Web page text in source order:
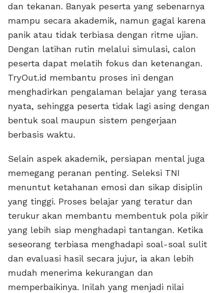
dan tekanan. Banyak peserta yang sebenarnya
mampu secara akademik, namun gagal karena
panik atau tidak terbiasa dengan ritme ujian.
Dengan latihan rutin melalui simulasi, calon
peserta dapat melatih fokus dan ketenangan.
TryOut.id membantu proses ini dengan
menghadirkan pengalaman belajar yang terasa
nyata, sehingga peserta tidak lagi asing dengan
bentuk soal maupun sistem pengerjaan
berbasis waktu.
Selain aspek akademik, persiapan mental juga
memegang peranan penting. Seleksi TNI
menuntut ketahanan emosi dan sikap disiplin
yang tinggi. Proses belajar yang teratur dan
terukur akan membantu membentuk pola pikir
yang lebih siap menghadapi tantangan. Ketika
seseorang terbiasa menghadapi soal-soal sulit
dan evaluasi hasil secara jujur, ia akan lebih
mudah menerima kekurangan dan
memperbaikinya. Inilah yang menjadi nilai